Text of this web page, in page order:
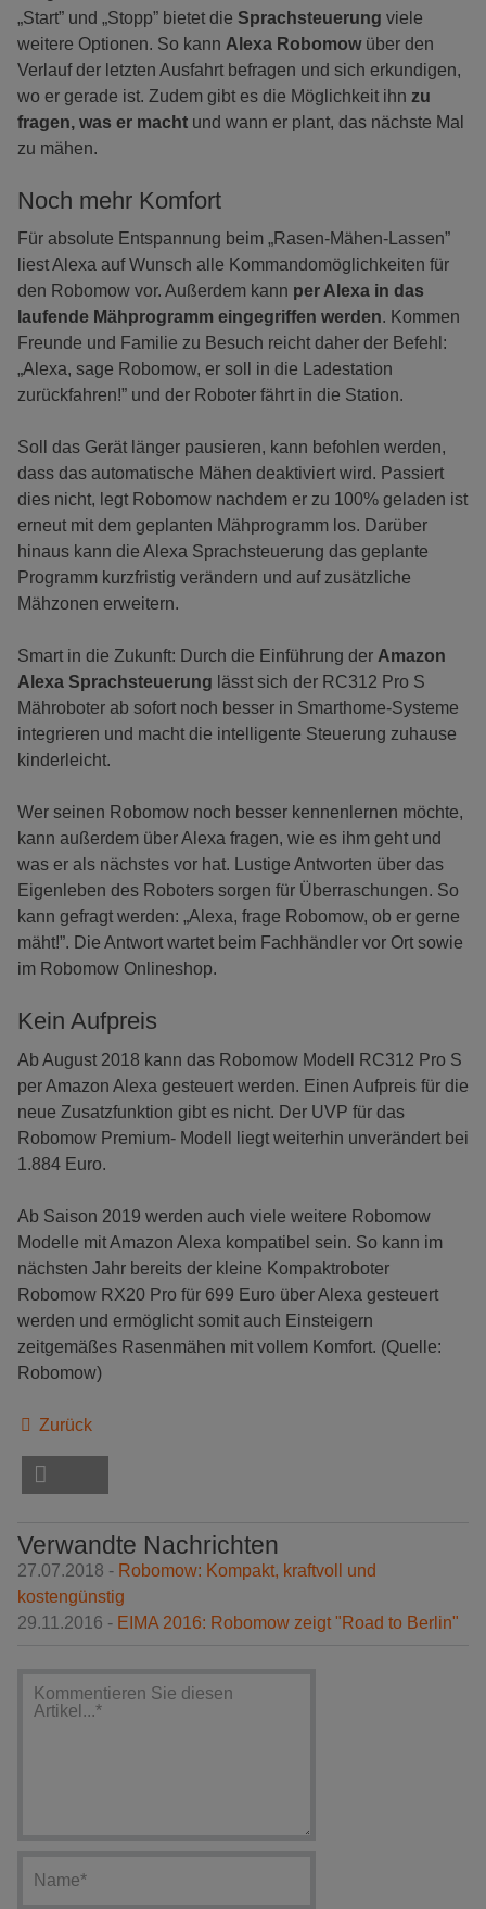
„Start” und „Stopp” bietet die Sprachsteuerung viele
weitere Optionen. So kann Alexa Robomowüber den
Verlauf der letzten Ausfahrt befragen und sich erkundigen,
wo er gerade ist. Zudem gibt es die Möglichkeit ihn zu
fragen, was er macht und wann er plant, das nächste Mal
zu mähen.
Noch mehr Komfort
Für absolute Entspannung beim „Rasen-Mähen-Lassen”
liest Alexa auf Wunsch alle Kommandomöglichkeiten für
den Robomow vor. Außerdem kann per Alexa in das
laufende Mähprogramm eingegriffen werden. Kommen
Freunde und Familie zu Besuch reicht daher der Befehl:
„Alexa, sage Robomow, er soll in die Ladestation
zurückfahren!” und der Roboter fährt in die Station.
Soll das Gerät länger pausieren, kann befohlen werden,
dass das automatische Mähen deaktiviert wird. Passiert
dies nicht, legt Robomow nachdem er zu 100% geladen ist
erneut mit dem geplanten Mähprogramm los. Darüber
hinaus kann die Alexa Sprachsteuerung das geplante
Programm kurzfristig verändern und auf zusätzliche
Mähzonen erweitern.
Smart in die Zukunft: Durch die Einführung der Amazon
Alexa Sprachsteuerung lässt sich der RC312 Pro S
Mähroboter ab sofort noch besser in Smarthome-Systeme
integrieren und macht die intelligente Steuerung zuhause
kinderleicht.
Wer seinen Robomow noch besser kennenlernen möchte,
kann außerdem über Alexa fragen, wie es ihm geht und
was er als nächstes vor hat. Lustige Antworten über das
Eigenleben des Roboters sorgen für Überraschungen. So
kann gefragt werden: „Alexa, frage Robomow, ob er gerne
mäht!”. Die Antwort wartet beim Fachhändler vor Ort sowie
im Robomow Onlineshop.
Kein Aufpreis
Ab August 2018 kann das Robomow Modell RC312 Pro S
per Amazon Alexa gesteuert werden. Einen Aufpreis für die
neue Zusatzfunktion gibt es nicht. Der UVP für das
Robomow Premium- Modell liegt weiterhin unverändert bei
1.884 Euro.
Ab Saison 2019 werden auch viele weitere Robomow
Modelle mit Amazon Alexa kompatibel sein. So kann im
nächsten Jahr bereits der kleine Kompaktroboter
Robomow RX20 Pro für 699 Euro über Alexa gesteuert
werden und ermöglicht somit auch Einsteigern
zeitgemäßes Rasenmähen mit vollem Komfort. (Quelle:
Robomow)
Zurück
Verwandte Nachrichten
27.07.2018 - Robomow: Kompakt, kraftvoll und
kostengünstig
29.11.2016 - EIMA 2016: Robomow zeigt "Road to Berlin"